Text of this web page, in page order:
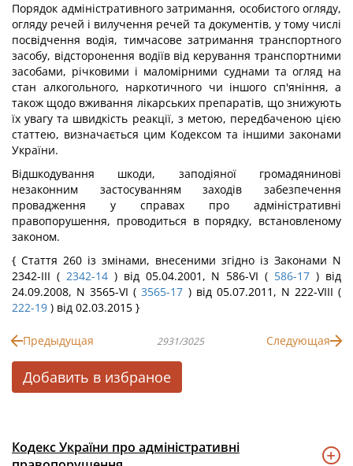
Порядок адміністративного затримання, особистого огляду,
огляду речей і вилучення речей та документів, у тому числі
посвідчення водія, тимчасове затримання транспортного
засобу, відсторонення водіїв від керування транспортними
засобами, річковими і маломірними суднами та огляд на
стан алкогольного, наркотичного чи іншого сп'яніння, а
також щодо вживання лікарських препаратів, що знижують
їх увагу та швидкість реакції, з метою, передбаченою цією
статтею, визначається цим Кодексом та іншими законами
України.
Відшкодування шкоди, заподіяної громадянинові
незаконним застосуванням заходів забезпечення
провадження у справах про адміністративні
правопорушення, проводиться в порядку, встановленому
законом.
{ Стаття 260 із змінами, внесеними згідно із Законами N
2342-III ( 2342-14) від 05.04.2001, N 586-VI ( 586-17 ) від
24.09.2008, N 3565-VI (3565-17 ) від 05.07.2011, N 222-VIII (
222-19 ) від 02.03.2015 }
Предыдущая 2931/3025 Следующая
Добавить в избраное
Кодекс України про адміністративні